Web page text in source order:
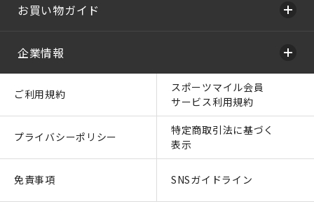
お買い物ガイド
企業情報
ご利用規約
スポーツマイル会員
サービス利用規約
プライバシーポリシー
特定商取引法に基づく
表示
免責事項 SNSガイドライン